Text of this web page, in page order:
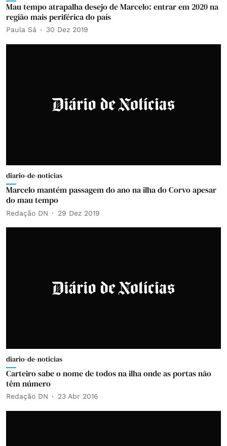
Mau tempo atrapalha desejo de Marcelo: entrar em 2020 na
região mais periférica do país
Paula Sá 30 Dez 2019
diario-de-noticias
Marcelo mantém passagem do ano na ilha do Corvo apesar
do mau tempo
Redação DN 29 Dez 2019
diario-de-noticias
Carteiro sabe o nome de todos na ilha onde as portas não
têm número
Redação DN 23 Abr 2016